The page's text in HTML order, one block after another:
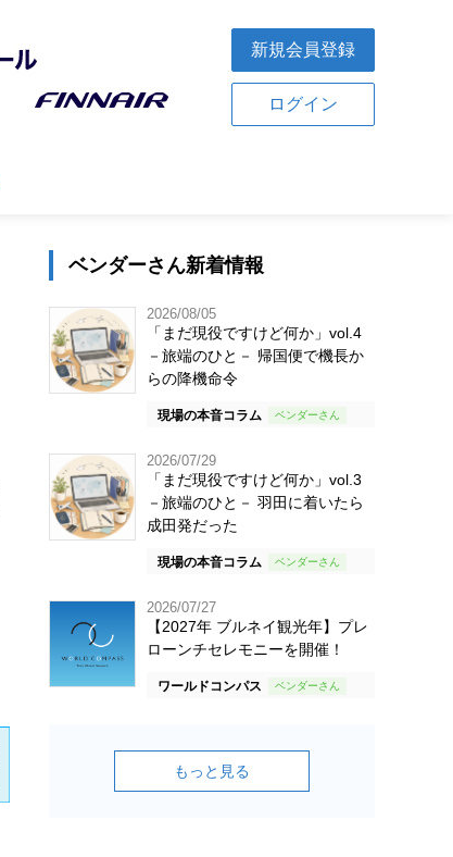
新規会員登録
ログイン
ベンダーさん新着情報
2026/08/05
「まだ現役ですけど何か」vol.4
－旅端のひと－ 帰国便で機長か
らの降機命令
現場の本音コラム
2026/07/29
「まだ現役ですけど何か」vol.3
－旅端のひと－ 羽田に着いたら
成田発だった
現場の本音コラム
2026/07/27
【2027年 ブルネイ観光年】プレ
ローンチセレモニーを開催！
ワールドコンパス
もっと見る